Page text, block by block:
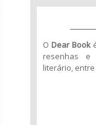
O Dear Book
resenhas e
literário,